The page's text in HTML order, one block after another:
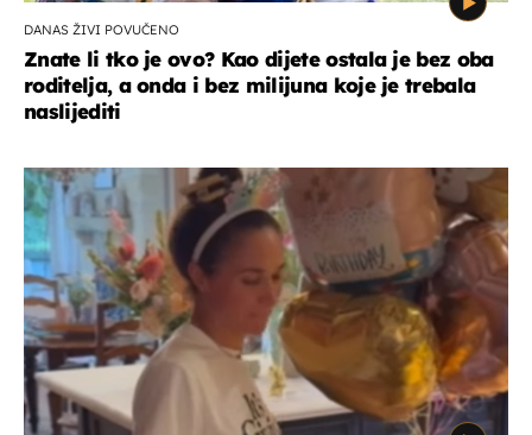
DANAS ŽIVI POVUČENO
Znate li tko je ovo? Kao dijete ostala je bez oba
roditelja, a onda i bez milijuna koje je trebala
naslijediti